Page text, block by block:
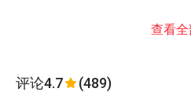
查看全
评论4.7 (489)